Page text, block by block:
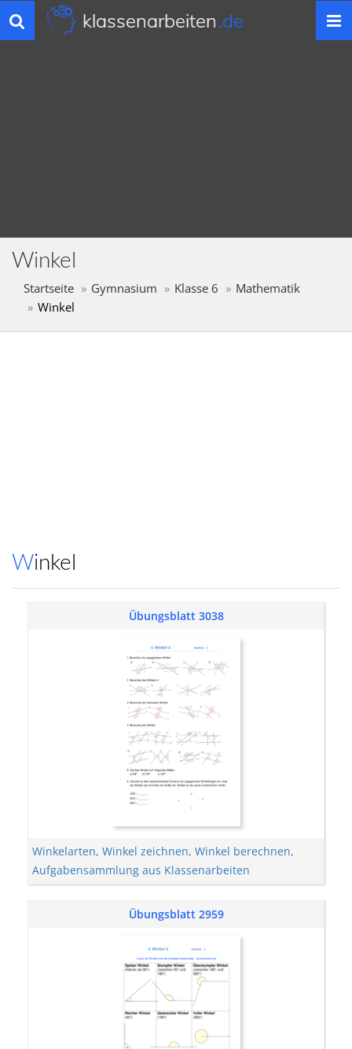
Toggle
navigation
klassenarbeiten.de
Winkel
Startseite Gymnasium Klasse 6
Mathematik
Winkel
Winkel
Übungsblatt 3038
Winkelarten, Winkel zeichnen, Winkel berechnen,
Aufgabensammlung aus Klassenarbeiten
Übungsblatt 2959